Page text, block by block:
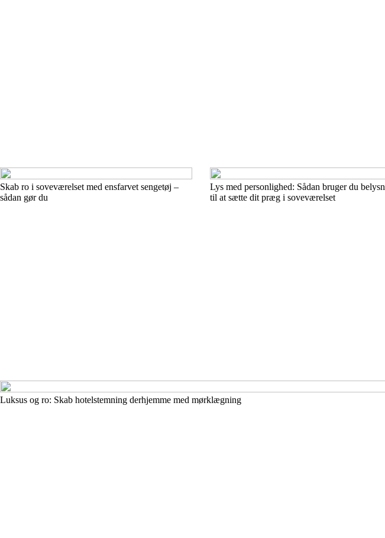
Skab ro i soveværelset med ensfarvet sengetøj –
sådan gør du
Lys med personlighed: Sådan bruger du
til at sætte dit præg i soveværelset
Luksus og ro: Skab hotelstemning derhjemme med mørklægning